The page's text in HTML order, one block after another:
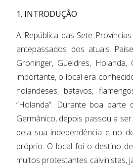
1. INTRODUÇÃO
A República das Sete
antepassados dos atuais
Groninger, Güeldres,
importante, o local era
holandeses, batavos,
“Holanda”. Durante boa
Germânico, depois passou a
pela sua independência e no
próprio. O local foi o destino
muitos protestantes calvinistas,